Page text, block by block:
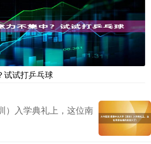
试试打乒乓球
）入学典礼上，这位南